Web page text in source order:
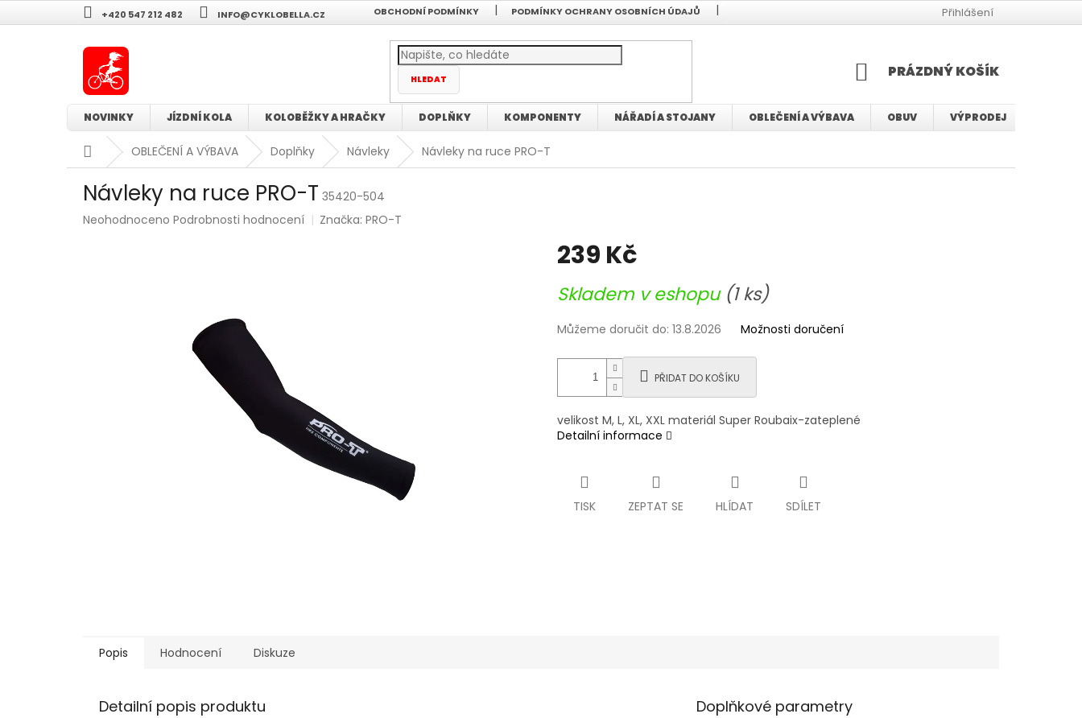
na
+420 547 212 482 INFO@CYKLOBELLA.CZ OBCHODNÍ PODMÍNKY PODMÍNKY OCHRANY OSOBNÍCH ÚDAJŮ JAK VYBRAT VELIKOST KOLA
Přihlášení
HLEDAT
NÁKUPNÍ
PRÁZDNÝ KOŠÍK
NOVINKY JÍZDNÍ KOLA KOLOBĚŽKY A HRAČKY DOPLŇKY KOMPONENTY NÁŘADÍ A STOJANY OBLEČENÍ A VÝBAVA OBUV VÝPRODEJ
DomůOBLEČENÍ A VÝBAVA Doplňky Návleky Návleky na ruce PRO-T
Návleky na ruce PRO-T 35420-504
Průměrné
Neohodnoceno Podrobnosti hodnocení Značka:PRO-T
239 Kč
cena:
Skladem v eshopu (1 ks)
Můžeme doručit do: 13.8.2026 Možnosti doručení
PŘIDAT DO KOŠÍKU
velikost M, L, XL, XXL materiál Super Roubaix-zateplené
Detailní informace
TISK ZEPTAT SE HLÍDAT SDÍLET
Popis Hodnocení Diskuze
Detailní popis produktu Doplňkové parametry